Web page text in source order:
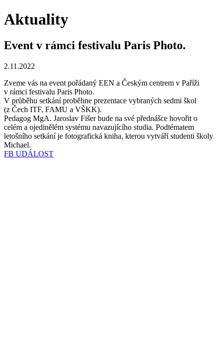
Aktuality
Event v rámci festivalu Paris Photo.
2.11.2022
Zveme vás na event pořádaný EEN a Českým centrem v Paříži
v rámci festivalu Paris Photo.
V průběhu setkání proběhne prezentace vybraných sedmi škol
(z Čech ITF, FAMU a VŠKK).
Pedagog MgA. Jaroslav Fišer bude na své přednášce hovořit o
celém a ojedinělém systému navazujícího studia. Podtématem
letošního setkání je fotografická kniha, kterou vytváří studenti školy
Michael.
FB UDÁLOST